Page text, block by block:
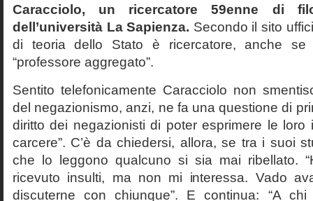
Caracciolo, un ricercatore 59enne di
dell’università La Sapienza. Secondo il sito
di teoria dello Stato è ricercatore, anche
“professore aggregato”.
Sentito telefonicamente Caracciolo non
del negazionismo, anzi, ne fa una questione di
diritto dei negazionisti di poter esprimere le loro
carcere”. C’è da chiedersi, allora, se tra i suoi
che lo leggono qualcuno si sia mai ribellato.
ricevuto insulti, ma non mi interessa. Vado
discuterne con chiunque”. E continua: “A